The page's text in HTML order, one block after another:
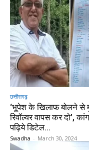
छत्तीसगढ़
‘भूपेश के खिलाफ बोलने से
रिवॉल्वर वापस कर दो’,
पढ़िये डिटेल…
Swadha - March 30, 2024